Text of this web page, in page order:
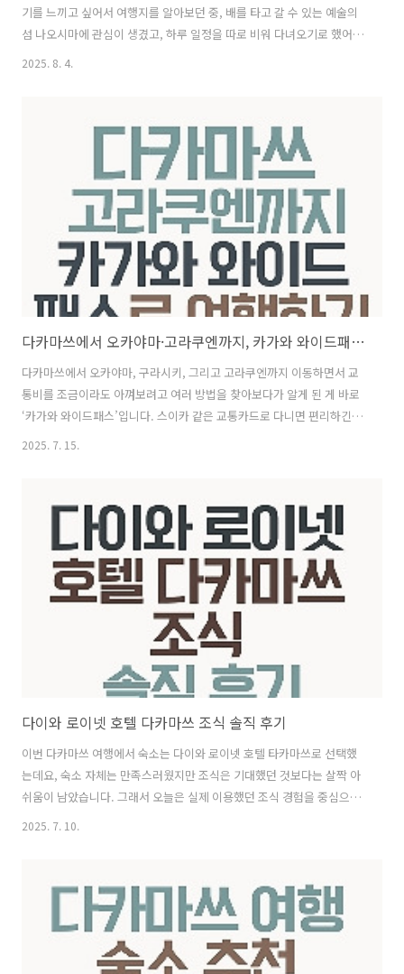
기를 느끼고 싶어서 여행지를 알아보던 중, 배를 타고 갈 수 있는 예술의
섬 나오시마에 관심이 생겼고, 하루 일정을 따로 비워 다녀오기로 했어
요. 저는 가와라마치역 근처 숙소에 머물렀고, 아침을 간단히 먹은 뒤 도
배표 구매 및 요금 정보항구에서 배표를 구입했어요. 최근 요금이 인상되
어서 성인 기준 왕복 1,360엔, 소인은 680엔이었어요. 자동발권기도 있
었지만, 저는 창구에서 영어로 "Round trip to Nao..
2025. 8. 4.
다카마쓰에서 오카야마·고라쿠엔까지, 카가와 와이드패스로 여행하기
다카마쓰에서 오카야마, 구라시키, 그리고 고라쿠엔까지 이동하면서 교
통비를 조금이라도 아껴보려고 여러 방법을 찾아보다가 알게 된 게 바로
‘카가와 와이드패스’입니다. 스이카 같은 교통카드로 다니면 편리하긴
노선과 일부 페리 등을 무제한으로 이용할 수 있어서 훨씬 경제적으로 여
행할 수 있었습니다.1. 카가와 와이드패스 구매 방법국내에서는 예매가
불가능하고, 일본 JR서일본의 tabiwa 사이트에서 예약해야 합니다.회
원가입 시에는 이메일 주소, 생년월일, 성별, 숙박할 일본 내 호텔 주소를
2025. 7. 15.
다이와 로이넷 호텔 다카마쓰 조식 솔직 후기
이번 다카마쓰 여행에서 숙소는 다이와 로이넷 호텔 타카마쓰로 선택했
는데요, 숙소 자체는 만족스러웠지만 조식은 기대했던 것보다는 살짝 아
쉬움이 남았습니다. 그래서 오늘은 실제 이용했던 조식 경험을 중심으로,
운영 시간, 메뉴 구성, 분위기, 그리고 이용 팁까지 정리해보려 합니다.
서 식당에 갔어요.조식 장소는 프론트가 있는 8층이 아닌 2층 ‘Cafe
Terrace Roy’라는 레스토랑에서 제공됩니다. 엘리베이터를 타고 내려
가면 금방 찾을 수 있고, 아침 시간이 되면 손님들이 하나둘 모이기 시작
해 어렵지 않게 식당을 찾을 수 있습니다. 조식 운영 시간과 요금운영..
2025. 7. 10.